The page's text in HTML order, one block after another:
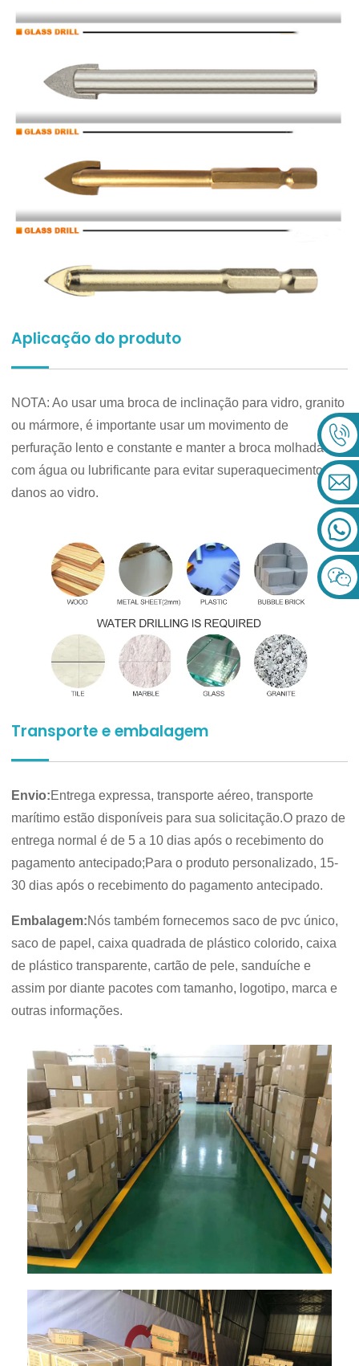
Aplicação do produto
NOTA: Ao usar uma broca de inclinação para vidro, granito
ou mármore, é importante usar um movimento de
perfuração lento e constante e manter a broca molhada
com água ou lubrificante para evitar superaquecimento e
danos ao vidro.
Transporte e embalagem
Envio:Entrega expressa, transporte aéreo, transporte
marítimo estão disponíveis para sua solicitação.O prazo de
entrega normal é de 5 a 10 dias após o recebimento do
pagamento antecipado;Para o produto personalizado, 15-
30 dias após o recebimento do pagamento antecipado.
Embalagem:Nós também fornecemos saco de pvc único,
saco de papel, caixa quadrada de plástico colorido, caixa
de plástico transparente, cartão de pele, sanduíche e
assim por diante pacotes com tamanho, logotipo, marca e
outras informações.